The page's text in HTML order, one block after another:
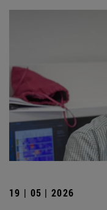
19 | 05 | 2026